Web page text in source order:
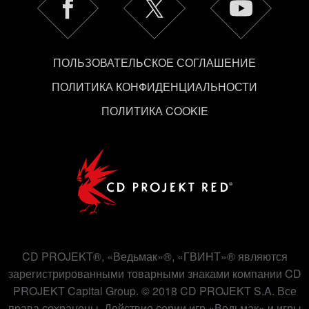
используем ваши файлы cookie, и изменить
связанные с ними параметры можно в меню
ПОЛЬЗОВАТЕЛЬСКОЕ СОГЛАШЕНИЕ
ПОЛИТИКА КОНФИДЕНЦИАЛЬНОСТИ
ПОЛИТИКА COOKIE
CD PROJEKT®, «Ведьмак»®, «ГВИНТ»® являются
зарегистрированными товарными знаками компании CD
PROJEKT Capital Group. © 2018 CD PROJEKT S.A. Все